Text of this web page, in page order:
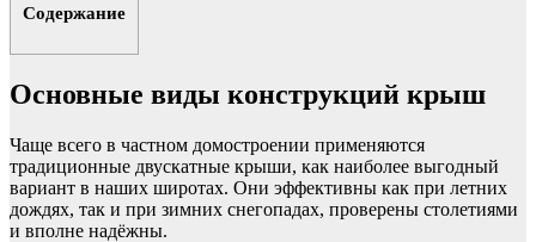
Содержание
Основные виды конструкций крыш
Чаще всего в частном домостроении применяются
традиционные двускатные крыши, как наиболее выгодный
вариант в наших широтах. Они эффективны как при летних
дождях, так и при зимних снегопадах, проверены столетиями
и вполне надёжны.